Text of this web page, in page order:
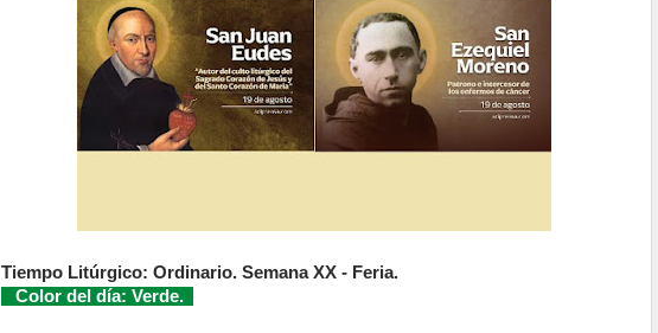
Tiempo Litúrgico: Ordinario. Semana XX - Feria.
Color del día: Verde.